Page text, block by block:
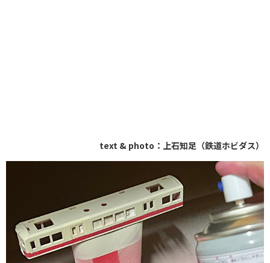
text & photo：上石知足（鉄道ホビダス）